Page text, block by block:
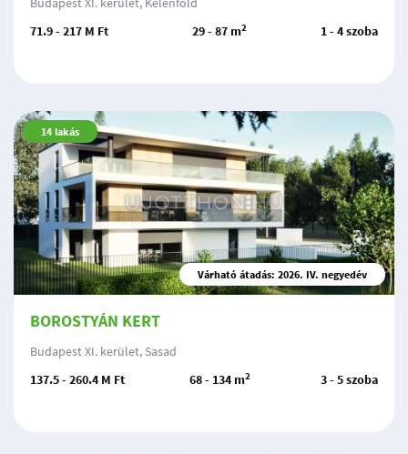
71.9 - 217 M Ft
29 - 87 m2 1 - 4 szoba
14 lakás
Várható átadás: 2026. IV. negyedév
BOROSTYÁN KERT
Budapest XI. kerület, Sasad
137.5 - 260.4 M Ft
68 - 134 m2 3 - 5 szoba